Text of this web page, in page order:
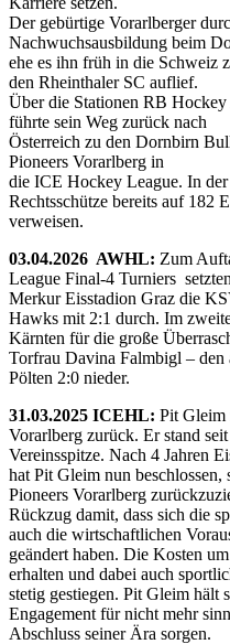
Der gebürtige Vorarlberger
Nachwuchsausbildung beim
ehe es ihn früh in die Schweiz
den Rheinthaler SC auflief.
Über die Stationen RB
führte sein Weg zurück nach
Österreich zu den Dornbirn
Pioneers Vorarlberg in
die ICE Hockey League. In
Rechtsschütze bereits auf 182
verweisen.
03.04.2026 AWHL: Zum
League Final-4 Turniers
Merkur Eisstadion Graz die
Hawks mit 2:1 durch. Im
Kärnten für die große
Torfrau Davina Falmbigl – den
Pölten 2:0 nieder.
31.03.2025 ICEHL: Pit Gleim
Vorarlberg zurück. Er stand
Vereinsspitze. Nach 4 Jahren
hat Pit Gleim nun beschlossen,
Pioneers Vorarlberg
Rückzug damit, dass sich die
auch die wirtschaftlichen
geändert haben. Die Kosten
erhalten und dabei auch
stetig gestiegen. Pit Gleim hält
Engagement für nicht mehr
Abschluss seiner Ära sorgen.